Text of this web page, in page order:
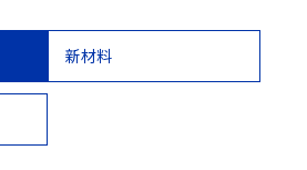
新材料